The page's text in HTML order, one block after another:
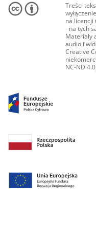
Treści
na licencji
- na tych
Materiały
audio i
Creative
NC-ND